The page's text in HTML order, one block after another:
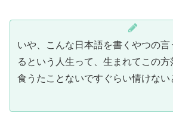
いや、こんな日本語を書くやつの
るという人生って、生まれてこの
食うたことないですぐらい情けない